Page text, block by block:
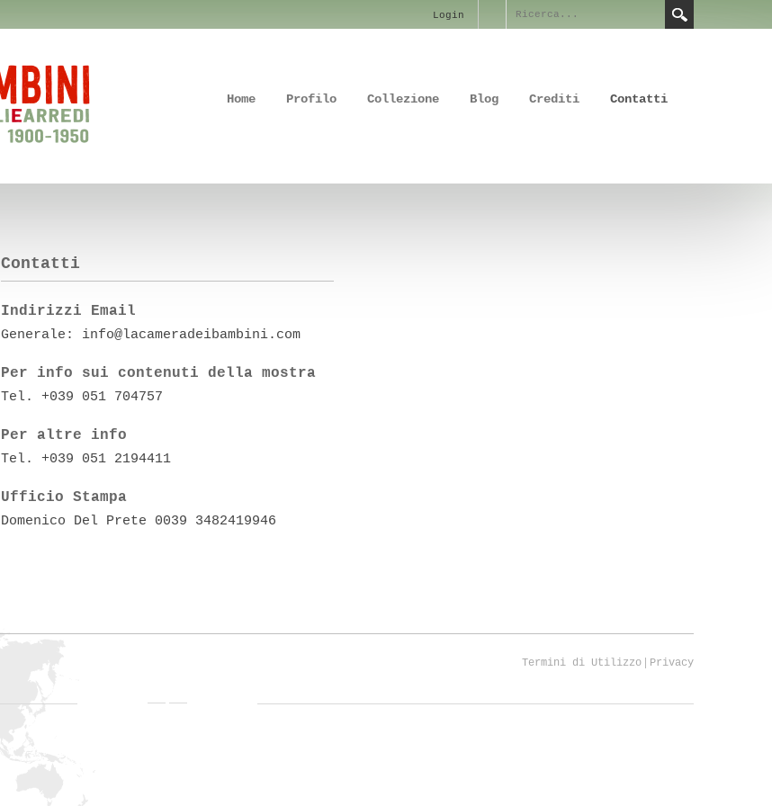
Login
Home Profilo Collezione Blog Crediti Contatti
Contatti
Indirizzi Email
Generale: info@lacameradeibambini.com
Per info sui contenuti della mostra
Tel. +039 051 704757
Per altre info
Tel. +039 051 2194411
Ufficio Stampa
Domenico Del Prete 0039 3482419946
Termini di Utilizzo | Privacy